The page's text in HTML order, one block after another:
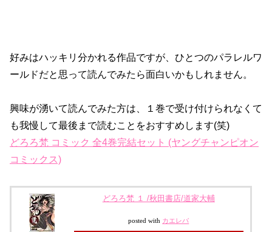
好みはハッキリ分かれる作品ですが、ひとつのパラレルワ
ールドだと思って読んでみたら面白いかもしれません。
興味が湧いて読んでみた方は、１巻で受け付けられなくて
も我慢して最後まで読むことをおすすめします(笑)
どろろ梵 コミック 全4巻完結セット (ヤングチャンピオン
コミックス)
どろろ梵 １ /秋田書店/道家大輔
posted with カエレバ